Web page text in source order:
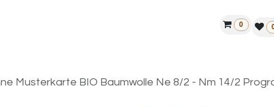
Finde einen
0
Musterkarte BIO Baumwolle Ne 8/2 - Nm 14/2